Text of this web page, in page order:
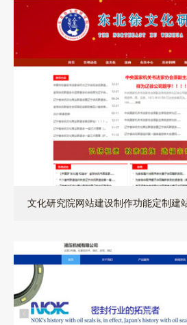
文化研究院网站建设制作功能定制建